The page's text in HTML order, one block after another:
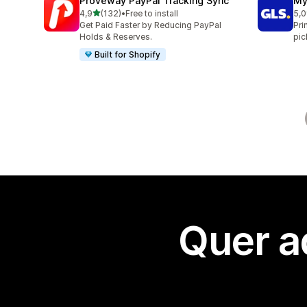
4,9de 5 estrelas
(132)
132 total de avaliações
•Free to install
Get Paid Faster by Reducing PayPal
Holds & Reserves.
Built for Shopify
5,0
Quer